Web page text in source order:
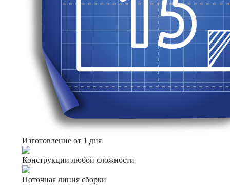
Изготовление от 1 дня
Конструкции любой сложности
Поточная линия сборки